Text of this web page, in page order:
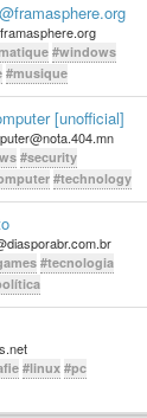
#windows
#musique
[unofficial]
#security
#technology
#tecnologia
#linux #pc